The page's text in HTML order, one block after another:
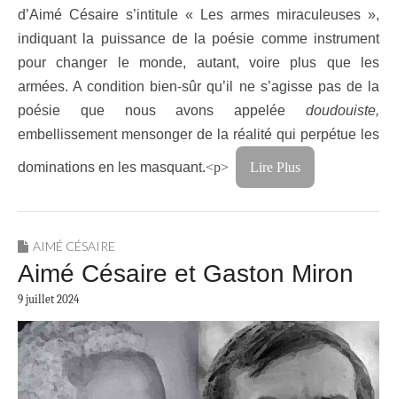
d’Aimé Césaire s’intitule « Les armes miraculeuses »,
indiquant la puissance de la poésie comme instrument
pour changer le monde, autant, voire plus que les
armées. A condition bien-sûr qu’il ne s’agisse pas de la
poésie que nous avons appelée doudouiste,
embellissement mensonger de la réalité qui perpétue les
dominations en les masquant.<p> Lire Plus
AIMÉ CÉSAIRE
Aimé Césaire et Gaston Miron
9 juillet 2024